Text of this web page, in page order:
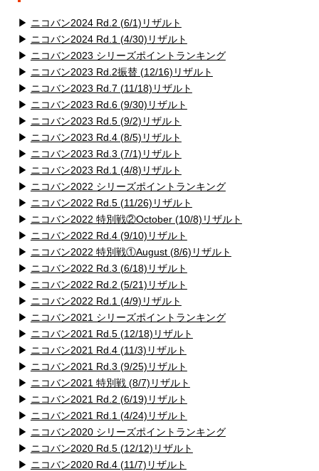
▶ ニコバン2024 Rd.2 (6/1)リザルト
▶ ニコバン2024 Rd.1 (4/30)リザルト
▶ ニコバン2023 シリーズポイントランキング
▶ ニコバン2023 Rd.2振替 (12/16)リザルト
▶ ニコバン2023 Rd.7 (11/18)リザルト
▶ ニコバン2023 Rd.6 (9/30)リザルト
▶ ニコバン2023 Rd.5 (9/2)リザルト
▶ ニコバン2023 Rd.4 (8/5)リザルト
▶ ニコバン2023 Rd.3 (7/1)リザルト
▶ ニコバン2023 Rd.1 (4/8)リザルト
▶ ニコバン2022 シリーズポイントランキング
▶ ニコバン2022 Rd.5 (11/26)リザルト
▶ ニコバン2022 特別戦②October (10/8)リザルト
▶ ニコバン2022 Rd.4 (9/10)リザルト
▶ ニコバン2022 特別戦①August (8/6)リザルト
▶ ニコバン2022 Rd.3 (6/18)リザルト
▶ ニコバン2022 Rd.2 (5/21)リザルト
▶ ニコバン2022 Rd.1 (4/9)リザルト
▶ ニコバン2021 シリーズポイントランキング
▶ ニコバン2021 Rd.5 (12/18)リザルト
▶ ニコバン2021 Rd.4 (11/3)リザルト
▶ ニコバン2021 Rd.3 (9/25)リザルト
▶ ニコバン2021 特別戦 (8/7)リザルト
▶ ニコバン2021 Rd.2 (6/19)リザルト
▶ ニコバン2021 Rd.1 (4/24)リザルト
▶ ニコバン2020 シリーズポイントランキング
▶ ニコバン2020 Rd.5 (12/12)リザルト
▶ ニコバン2020 Rd.4 (11/7)リザルト